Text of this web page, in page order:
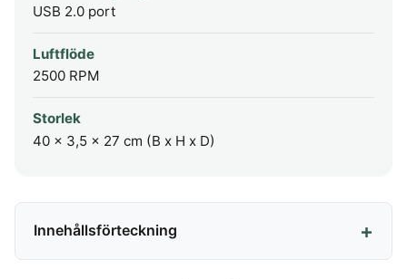
USB 2.0 port
Luftflöde
2500 RPM
Storlek
40 x 3,5 x 27 cm (B x H x D)
Innehållsförteckning